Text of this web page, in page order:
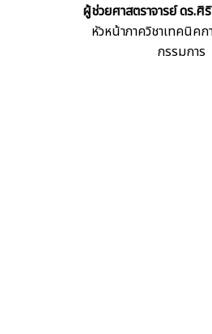
ผู้ช่วยศาสตราจารย์ดร.ศิ
หัวหน้าภาควิชาเทคนิค
กรรมการ